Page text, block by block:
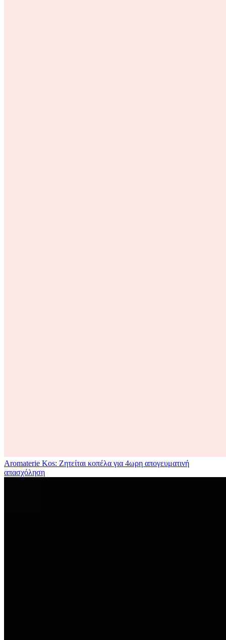
Aromaterie Kos: Ζητείται κοπέλα για 4ωρη απογευματινή
απασχόληση